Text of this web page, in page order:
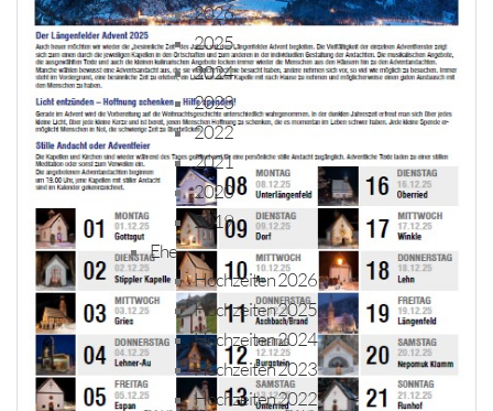
2026
2025
2024
2023
2022
2021
2020
2019
Ehe
Hochzeiten 2026
Hochzeiten 2025
Hochzeiten 2024
Hochzeiten 2023
Hochzeiten 2022